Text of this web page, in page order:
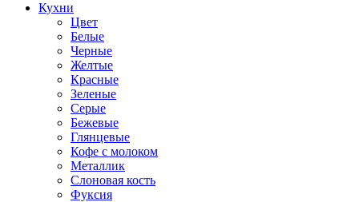
Кухни
Цвет
Белые
Черные
Желтые
Красные
Зеленые
Серые
Бежевые
Глянцевые
Кофе с молоком
Металлик
Слоновая кость
Фуксия